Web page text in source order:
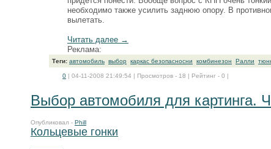
необходимо также усилить заднюю опору. В
вылетать.
Читать далее →
Реклама:
Теги: автомобиль выбор каркас безопасносни комбинезон Ралли
0 | 04-11-2008 21:49:54 | Просмотров - 18 | Рейтинг - 0 |
Выбор автомобиля для картинга.
Опубликовал - Phill
Кольцевые гонки